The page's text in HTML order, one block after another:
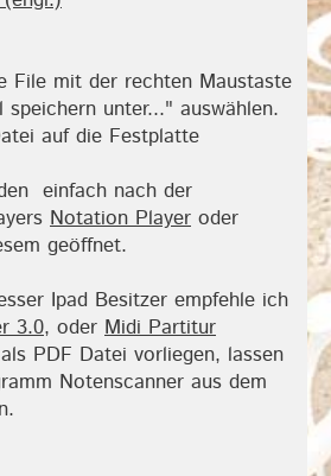
File mit der rechten Maustaste
unter..." auswählen.
auf die Festplatte
einfach nach der
Notation Player oder
geöffnet.
Ipad Besitzer empfehle ich
3.0, oder Midi Partitur
PDF Datei vorliegen, lassen
Notenscanner aus dem